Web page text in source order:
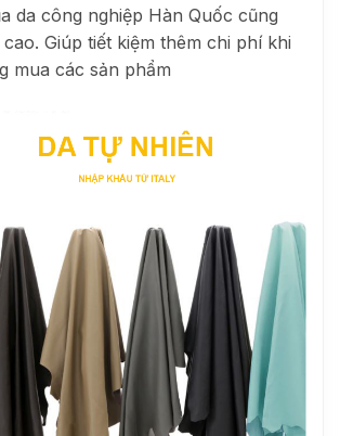
da công nghiệp Hàn Quốc cũng
Giúp tiết kiệm thêm chi phí khi
mua các sản phẩm